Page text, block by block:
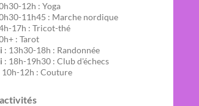
12h : Yoga
11h45 : Marche nordique
17h : Tricot-thé
: Tarot
: 13h30-18h : Randonnée
: 18h-19h30 : Club d'échecs
10h-12h : Couture